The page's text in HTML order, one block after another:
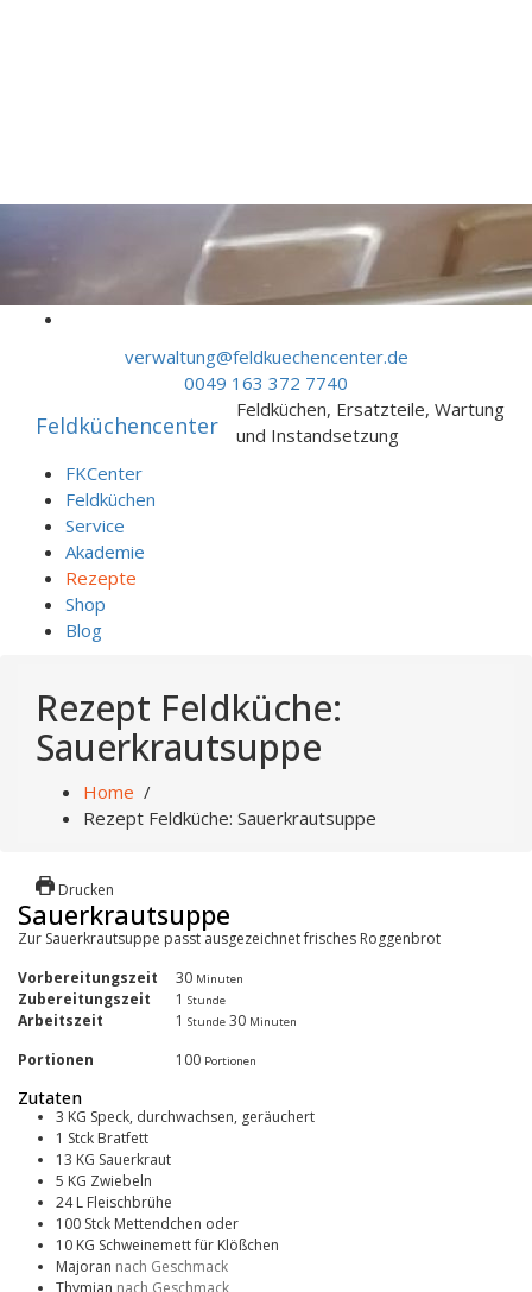
verwaltung@feldkuechencenter.de
0049 163 372 7740
Feldküchencenter
Feldküchen, Ersatzteile, Wartung
und Instandsetzung
FKCenter
Feldküchen
Service
Akademie
Rezepte
Shop
Blog
Rezept Feldküche:
Sauerkrautsuppe
Home /
Rezept Feldküche: Sauerkrautsuppe
Drucken
Sauerkrautsuppe
Zur Sauerkrautsuppe passt ausgezeichnet frisches Roggenbrot
Vorbereitungszeit
30 Minuten
Zubereitungszeit 1 Stunde
Arbeitszeit 1 Stunde 30 Minuten
Portionen 100 Portionen
Zutaten
3 KG Speck, durchwachsen, geräuchert
1 Stck Bratfett
13 KG Sauerkraut
5 KG Zwiebeln
24 L Fleischbrühe
100 Stck Mettendchen oder
10 KG Schweinemett für Klößchen
Majoran nach Geschmack
Thymian nach Geschmack